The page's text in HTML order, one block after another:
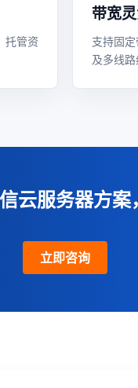
托管资
带宽
支持固
及多线路
云服务器方
立即咨询